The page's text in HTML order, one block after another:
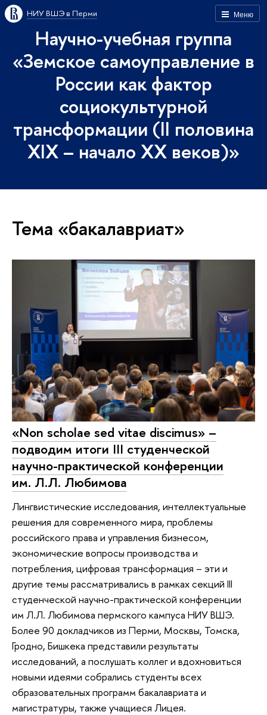
Меню
НИУ ВШЭ в Перми
Научно-учебная группа
«Земское самоуправление в
России как фактор
социокультурной
трансформации (II половина
XIX – начало XX веков)»
Тема «бакалавриат»
«Non scholae sed vitae discimus» –
подводим итоги III студенческой
научно-практической конференции
им. Л.Л. Любимова
Лингвистические исследования, интеллектуальные
решения для современного мира, проблемы
российского права и управления бизнесом,
экономические вопросы производства и
потребления, цифровая трансформация – эти и
другие темы рассматривались в рамках секций III
студенческой научно-практической конференции
им Л.Л. Любимова пермского кампуса НИУ ВШЭ.
Более 90 докладчиков из Перми, Москвы, Томска,
Гродно, Бишкека представили результаты
исследований, а послушать коллег и вдохновиться
новыми идеями собрались студенты всех
образовательных программ бакалавриата и
магистратуры, также учащиеся Лицея.